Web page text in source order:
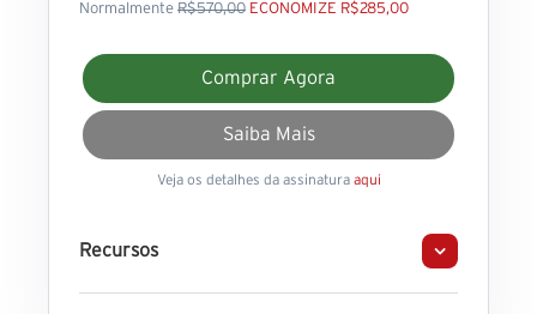
Normalmente R$570,00 ECONOMIZE R$285,00
Comprar Agora
Saiba Mais
Veja os detalhes da assinatura aqui
Recursos